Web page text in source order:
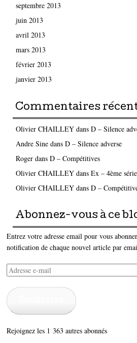
septembre 2013
juin 2013
avril 2013
mars 2013
février 2013
janvier 2013
Commentaires
Olivier CHAILLEYdans D – Silence
Andre Sinedans D – Silence adverse
Rogerdans D – Compétitives
Olivier CHAILLEYdans Ex – 4ème série
Olivier CHAILLEYdans D –
Abonnez-vous à ce
Entrez votre adresse email pour vous
notification de chaque nouvel article par
Adresse
e-
mail
Rejoignez les 1 363 autres abonnés